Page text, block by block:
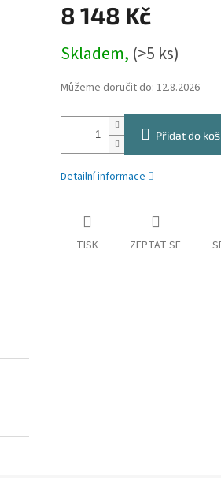
8 148 Kč
cena:
Skladem, (>5 ks)
Můžeme doručit do: 12.8.2026
Přidat do
Detailní informace
TISK ZEPTAT SE